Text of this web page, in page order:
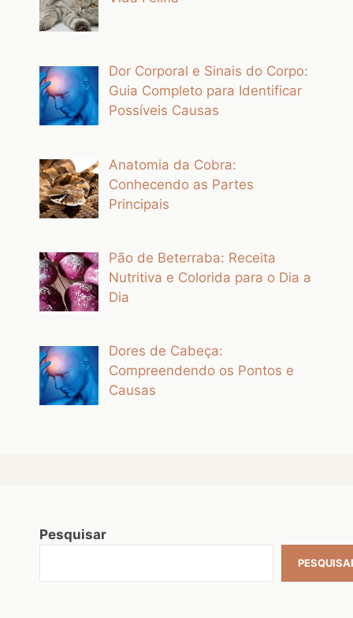
Dor Corporal e Sinais do Corpo:
Guia Completo para Identificar
Possíveis Causas
Anatomia da Cobra:
Conhecendo as Partes
Principais
Pão de Beterraba: Receita
Nutritiva e Colorida para o Dia a
Dia
Dores de Cabeça:
Compreendendo os Pontos e
Causas
Pesquisar